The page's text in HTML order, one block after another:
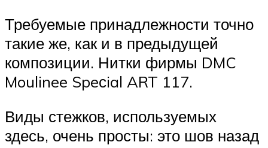
Требуемые принадлежности точно
такие же, как и в предыдущей
композиции. Нитки фирмы DMC
Moulinee Speсial ART 117.
Виды стежков, используемых
здесь, очень просты: это шов назад